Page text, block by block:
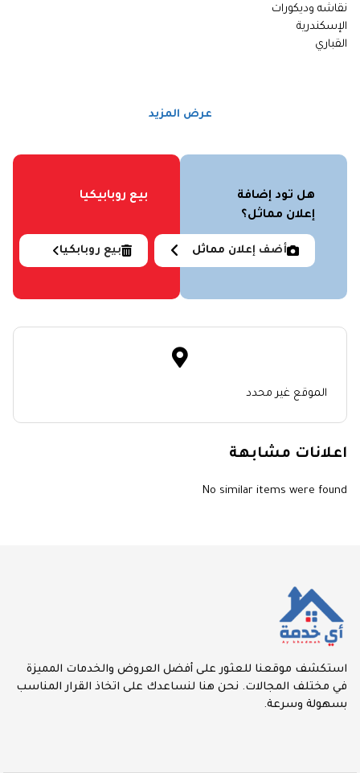
نقاشه وديكورات
الإسكندرية
القباري
عرض المزيد
هل تود إضافة
إعلان مماثل؟
أضف إعلان مماثل
بيع روبابيكيا
بيع روبابكيا
الموقع غير محدد
اعلانات مشابهة
No similar items were found
استكشف موقعنا للعثور على أفضل العروض والخدمات المميزة
في مختلف المجالات. نحن هنا لنساعدك على اتخاذ القرار المناسب
بسهولة وسرعة.